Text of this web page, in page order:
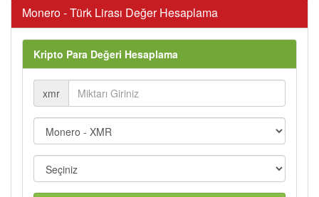
Monero - Türk Lirası Değer Hesaplama
Kripto Para Değeri Hesaplama
xmr